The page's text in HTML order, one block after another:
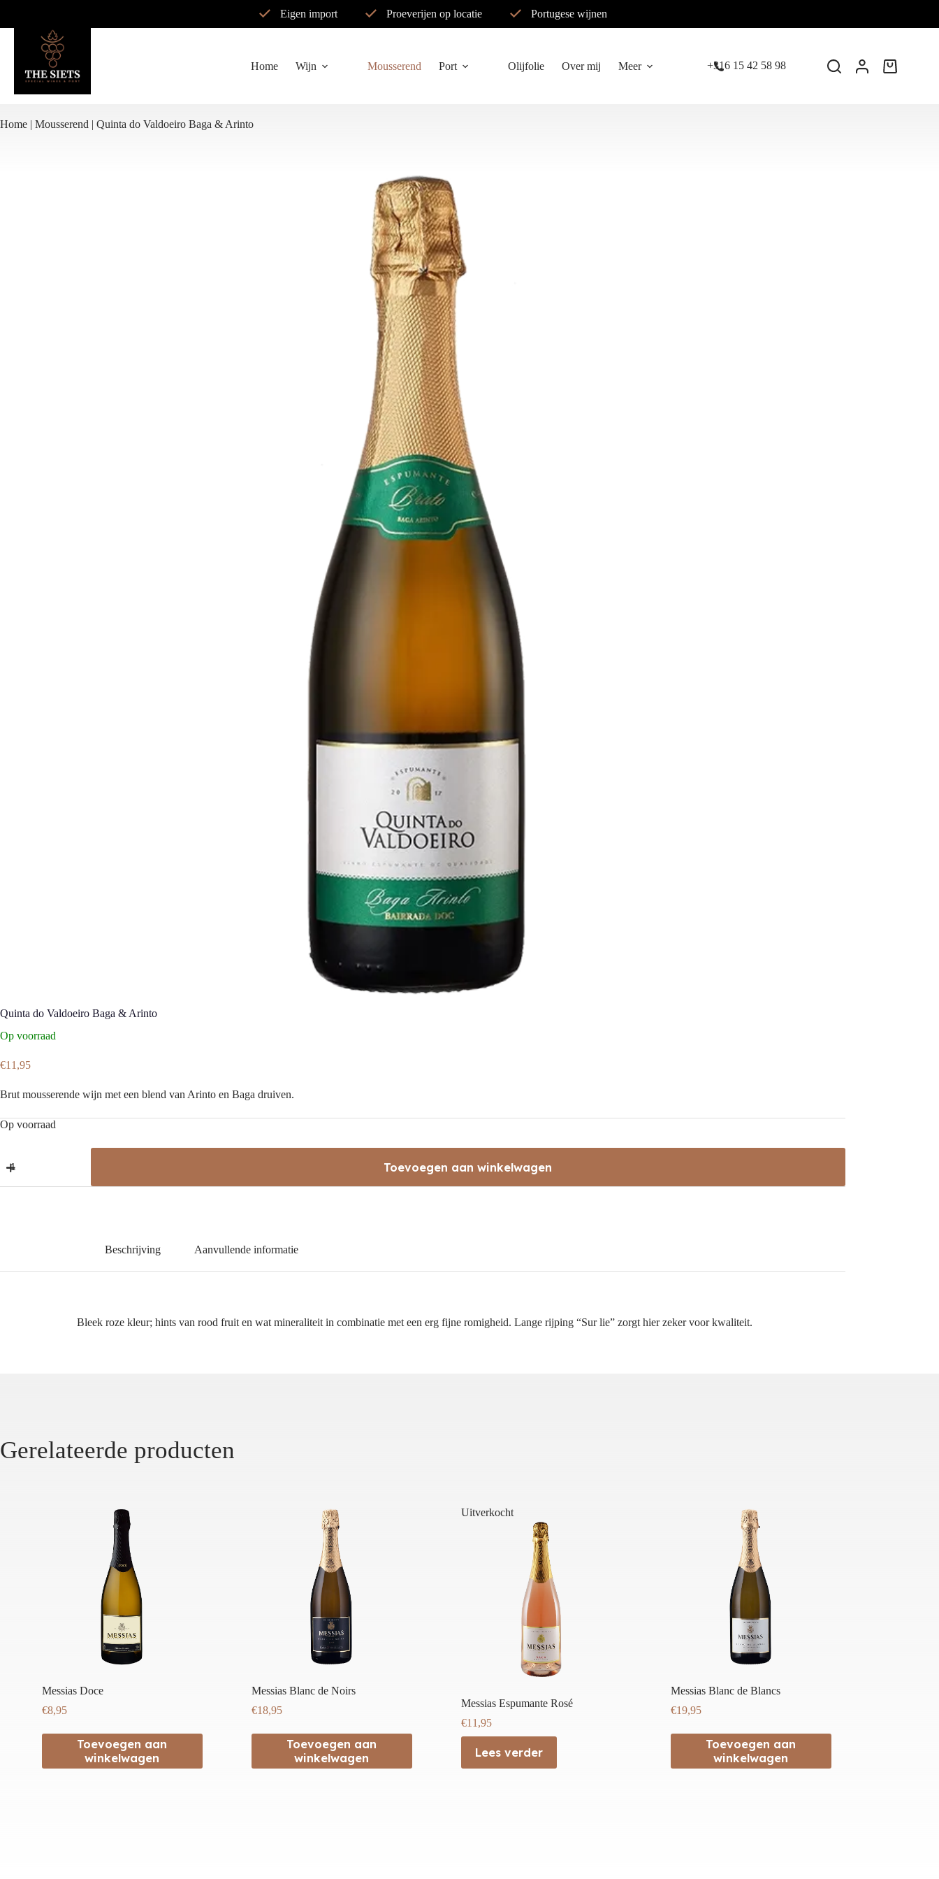
de
Eigen import Proeverijen op locatie Portugese wijnen
Home Wijn Mousserend Port Olijfolie Over mij Meer +316 15 42 58 98
Home | Mousserend | Quinta do Valdoeiro Baga & Arinto
Quinta do Valdoeiro Baga & Arinto
Op voorraad
€11,95
Brut mousserende wijn met een blend van Arinto en Baga druiven.
Op voorraad
do
Baga
Toevoegen aan winkelwagen
Beschrijving Aanvullende informatie
Bleek roze kleur; hints van rood fruit en wat mineraliteit in combinatie met een erg fijne romigheid. Lange rijping “Sur lie” zorgt hier zeker voor kwaliteit.
Gerelateerde producten
Messias Doce
€8,95
Toevoegen aan
winkelwagen
Messias Blanc de Noirs
€18,95
Toevoegen aan
winkelwagen
Uitverkocht
Messias Espumante Rosé
€11,95
Lees verder
Messias Blanc de Blancs
€19,95
Toevoegen aan
winkelwagen